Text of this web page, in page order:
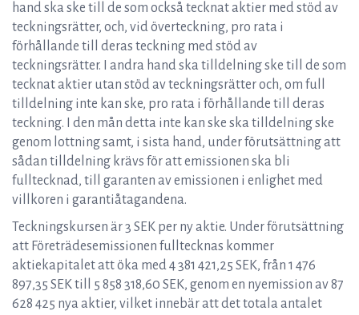
hand ska ske till de som också tecknat aktier med stöd av
teckningsrätter, och, vid överteckning, pro rata i
förhållande till deras teckning med stöd av
teckningsrätter. I andra hand ska tilldelning ske till de som
tecknat aktier utan stöd av teckningsrätter och, om full
tilldelning inte kan ske, pro rata i förhållande till deras
teckning. I den mån detta inte kan ske ska tilldelning ske
genom lottning samt, i sista hand, under förutsättning att
sådan tilldelning krävs för att emissionen ska bli
fulltecknad, till garanten av emissionen i enlighet med
villkoren i garantiåtagandena.
Teckningskursen är 3 SEK per ny aktie. Under förutsättning
att Företrädesemissionen fulltecknas kommer
aktiekapitalet att öka med 4 381 421,25 SEK, från 1 476
897,35 SEK till 5 858 318,60 SEK, genom en nyemission av 87
628 425 nya aktier, vilket innebär att det totala antalet